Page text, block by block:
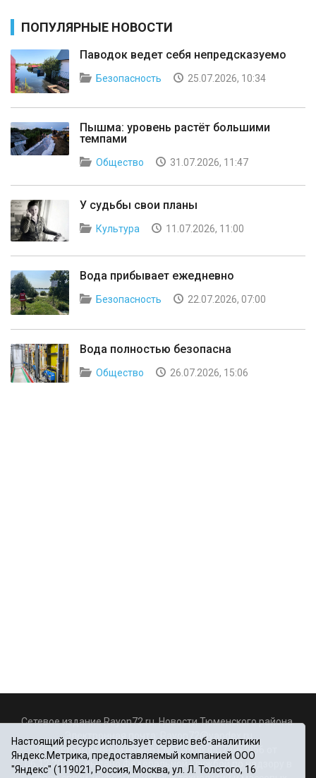
ПОПУЛЯРНЫЕ НОВОСТИ
Паводок ведет себя непредсказуемо
Безопасность 25.07.2026, 10:34
Пышма: уровень растёт большими
темпами
Общество 31.07.2026, 11:47
У судьбы свои планы
Культура 11.07.2026, 11:00
Вода прибывает ежедневно
Безопасность 22.07.2026, 07:00
Вода полностью безопасна
Общество 26.07.2026, 15:06
Сетевое издание Rayon72.ru. Новости Тюменского района.
Rayon72@yandex.ru
Регистрационный номер СМИ Эл № ФС77-67956 от
06.12.2016г., выдано Федеральной службой по надзору в
Настоящий ресурс использует сервис веб-аналитики
Яндекс.Метрика, предоставляемый компанией ООО
"Яндекс" (119021, Россия, Москва, ул. Л. Толстого, 16